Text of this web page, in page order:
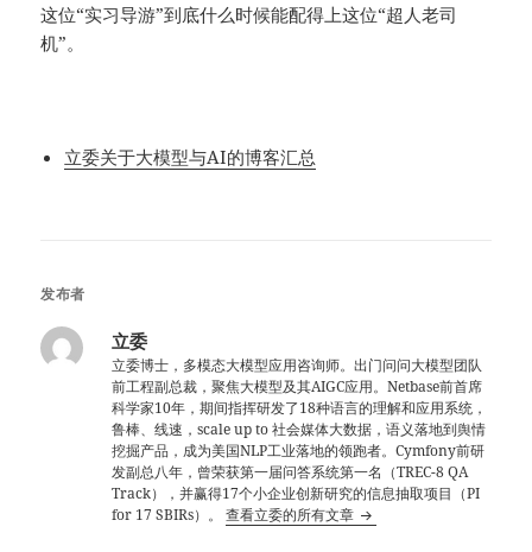
这位“实习导游”到底什么时候能配得上这位“超人老司
机”。
立委关于大模型与AI的博客汇总
发布者
立委
立委博士，多模态大模型应用咨询师。出门问问大模型团队
前工程副总裁，聚焦大模型及其AIGC应用。Netbase前首席
科学家10年，期间指挥研发了18种语言的理解和应用系统，
鲁棒、线速，scale up to 社会媒体大数据，语义落地到舆情
挖掘产品，成为美国NLP工业落地的领跑者。Cymfony前研
发副总八年，曾荣获第一届问答系统第一名（TREC-8 QA
Track），并赢得17个小企业创新研究的信息抽取项目（PI
for 17 SBIRs）。查看立委的所有文章